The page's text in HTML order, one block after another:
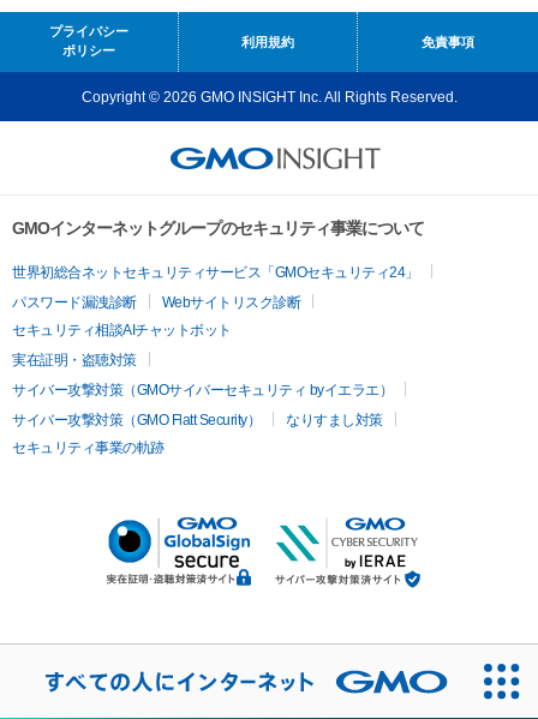
プライバシー
ポリシー
利用規約 免責事項
Copyright © 2026 GMO INSIGHT Inc. All Rights Reserved.
GMOインターネットグループのセキュリティ事業について
世界初総合ネットセキュリティサービス「GMOセキュリティ24」
パスワード漏洩診断
Webサイトリスク診断
セキュリティ相談AIチャットボット
実在証明・盗聴対策
サイバー攻撃対策（GMOサイバーセキュリティ byイエラエ）
サイバー攻撃対策（GMO Flatt Security）
なりすまし対策
セキュリティ事業の軌跡